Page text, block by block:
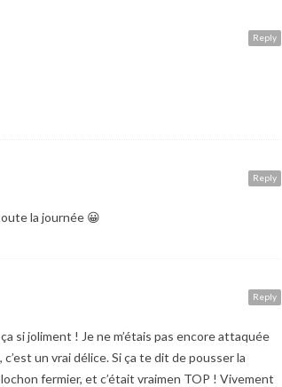
Reply
Reply
la journée 😀
Reply
si joliment ! Je ne m’étais pas encore attaquée
un vrai délice. Si ça te dit de pousser la
fermier, et c’était vraimen TOP ! Vivement